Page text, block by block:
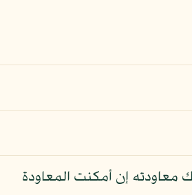
معاودته إن أمكنت المعاودة